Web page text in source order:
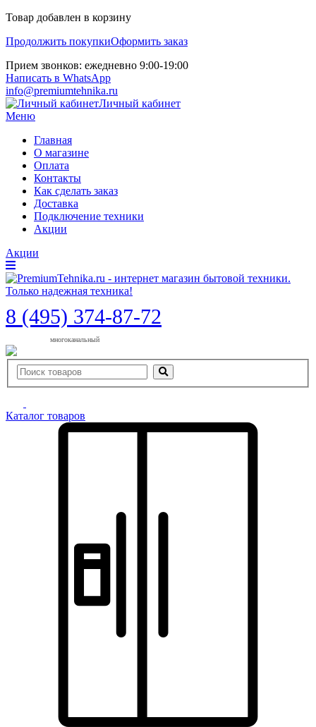
Товар добавлен в корзину
Продолжить покупкиОформить заказ
Прием звонков: ежедневно 9:00-19:00
Написать в WhatsApp
info@premiumtehnika.ru
Личный кабинет
Меню
Главная
О магазине
Оплата
Контакты
Как сделать заказ
Доставка
Подключение техники
Акции
Акции
8 (495) 374-87-72
многоканальный
Каталог товаров